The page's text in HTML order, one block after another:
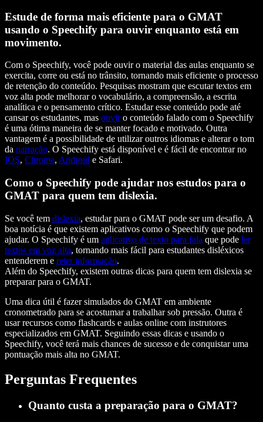
Estude de forma mais eficiente para o GMAT
usando o Speechify para ouvir enquanto está em
movimento.
Com o Speechify, você pode ouvir o material das aulas enquanto se
exercita, corre ou está no trânsito, tornando mais eficiente o processo
de retenção do conteúdo. Pesquisas mostram que escutar textos em
voz alta pode melhorar o vocabulário, a compreensão, a escrita
analítica e o pensamento crítico. Estudar esse conteúdo pode até
cansar os estudantes, mas ouviro conteúdo falado com o Speechify
é uma ótima maneira de se manter focado e motivado. Outra
vantagem é a possibilidade de utilizar outros idiomas e alterar o tom
da narração. O Speechify está disponível e é fácil de encontrar no
IOS, Chrome, Android e Safari.
Como o Speechify pode ajudar nos estudos para o
GMAT para quem tem dislexia.
Se você tem dislexia, estudar para o GMAT pode ser um desafio. A
boa notícia é que existem aplicativos como o Speechify que podem
ajudar. O Speechify é um aplicativo de texto para fala que pode ler
textos em voz alta, tornando mais fácil para estudantes disléxicos
entenderem e reter informação.
Além do Speechify, existem outras dicas para quem tem dislexia se
preparar para o GMAT.
Uma dica útil é fazer simulados do GMAT em ambiente
cronometrado para se acostumar a trabalhar sob pressão. Outra é
usar recursos como flashcards e aulas online com instrutores
especializados em GMAT. Seguindo essas dicas e usando o
Speechify, você terá mais chances de sucesso e de conquistar uma
pontuação mais alta no GMAT.
Perguntas Frequentes
Quanto custa a preparação para o GMAT?